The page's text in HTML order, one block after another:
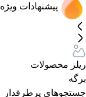
پیشنهادات ویژه
ریلز محصولات
برگه
جستجوهای پرطرفدار